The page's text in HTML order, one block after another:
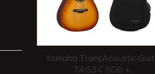
Yamaha TransAcoustic
TAG3 C SDB +...